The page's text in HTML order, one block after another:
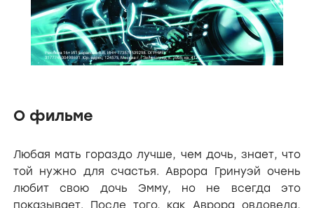
О фильме
Любая мать гораздо лучше, чем дочь, знает, что
той нужно для счастья. Аврора Гринуэй очень
любит свою дочь Эмму, но не всегда это
показывает. После того, как Аврора овдовела,